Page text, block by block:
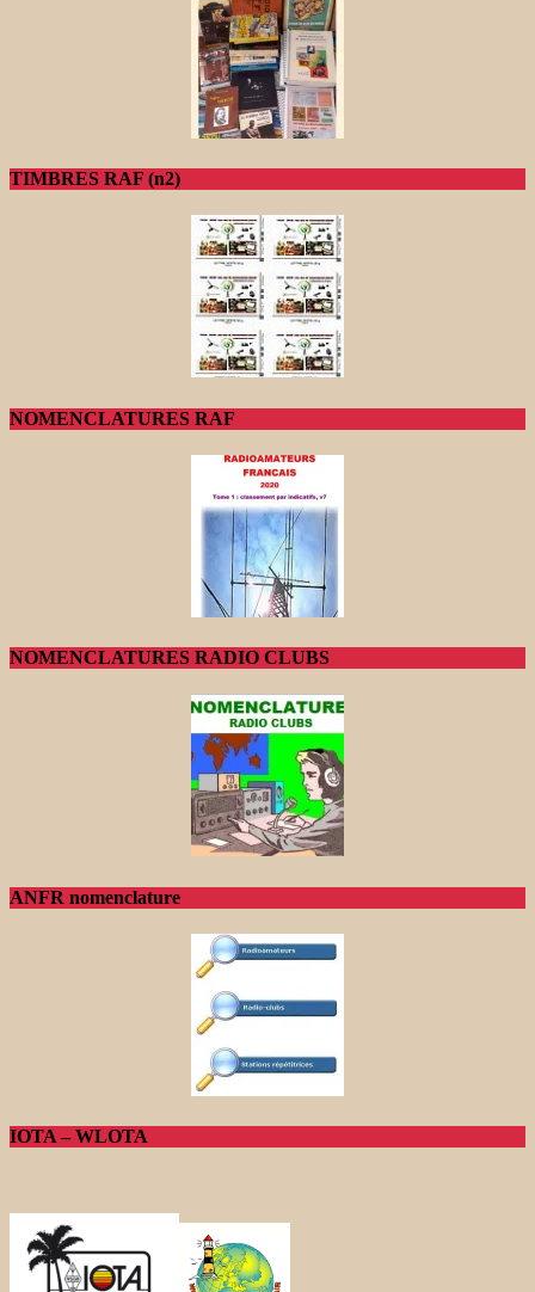
TIMBRES RAF (n2)
NOMENCLATURES RAF
NOMENCLATURES RADIO CLUBS
ANFR nomenclature
IOTA – WLOTA